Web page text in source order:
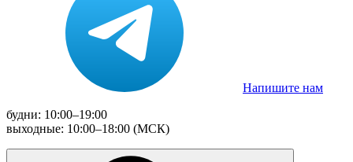
Напишите нам
будни: 10:00–19:00
выходные: 10:00–18:00 (МСК)